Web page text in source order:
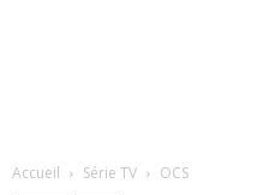
Accueil Série TV OCS